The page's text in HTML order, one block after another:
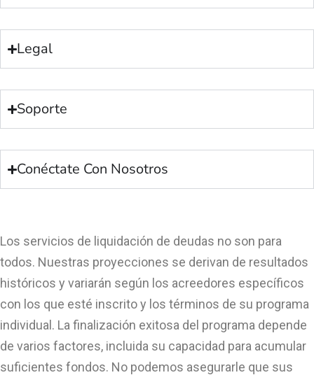
Legal
Soporte
Conéctate Con Nosotros
Los servicios de liquidación de deudas no son para
todos. Nuestras proyecciones se derivan de resultados
históricos y variarán según los acreedores específicos
con los que esté inscrito y los términos de su programa
individual. La finalización exitosa del programa depende
de varios factores, incluida su capacidad para acumular
suficientes fondos. No podemos asegurarle que sus